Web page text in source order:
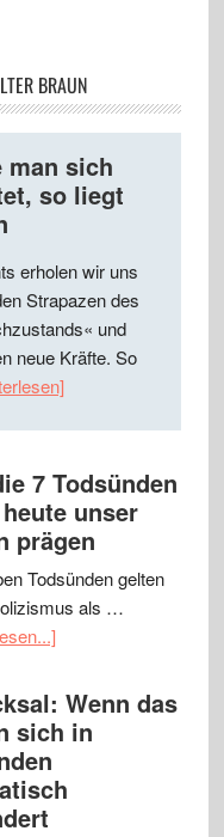
BRAUN
man sich
so liegt
erholen wir uns
Strapazen des
und
neue Kräfte. So
7 Todsünden
unser
prägen
Todsünden gelten
als …
Wenn das
sich in